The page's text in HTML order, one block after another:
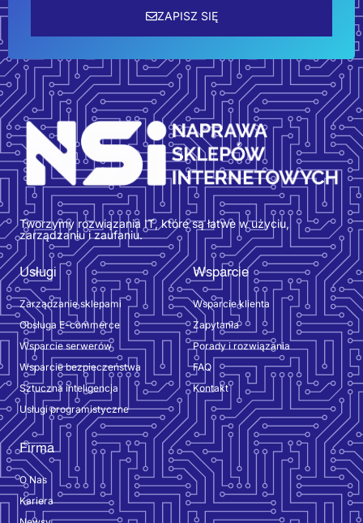
ZAPISZ SIĘ
Tworzymy rozwiązania IT, które są łatwe w użyciu,
zarządzaniu i zaufaniu.
Usługi
Zarządzanie sklepami
Obsługa E-commerce
Wsparcie serwerów
Wsparcie bezpieczeństwa
Sztuczna inteligencja
Usługi programistyczne
Wsparcie
Wsparcie klienta
Zapytania
Porady i rozwiązania
FAQ
Kontakt
Firma
O Nas
Kariera